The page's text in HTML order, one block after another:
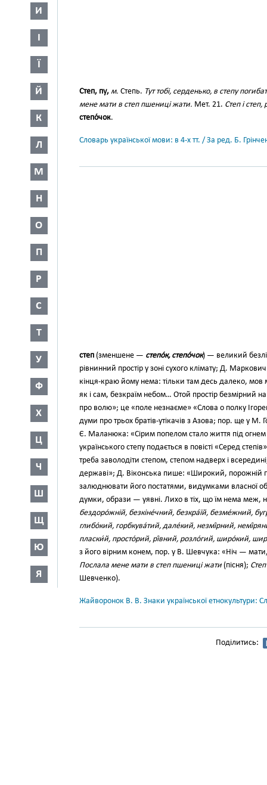
И
І
Ї
Й
К
Л
М
Н
О
П
Р
С
Т
У
Ф
Х
Ц
Ч
Ш
Щ
Ю
Я
Степ, пу, м. Степь. Тут тобі, серденько, в степу
мене мати в степ пшениці жати. Мет. 21. Степ і
степо́чок.
Словарь української мови: в 4-х тт. / За ред. Б.
степ (зменшене — степо́к, степо́чок) — великий
рівнинний простір у зоні сухого клімату; Д.
кінця-краю йому нема: тільки там десь далеко,
як і сам, безкраїм небом… Отой простір безмірний
про волю»; це «поле незнаєме» «Слова о полку
думи про трьох братів-утікачів з Азова; пор. ще у М.
Є. Маланюка: «Сірим попелом стало життя під
українського степу подається в повісті «Серед
треба заволодіти степом, степом надверх і
державі»; Д. Віконська пише: «Широкий, порожній
залюднювати його постатями, видумками власної
думки, образи — уявні. Лихо в тіх, що їм нема меж,
бездоро́жній, безкіне́чний, безкра́їй, безме́жний,
глибо́кий, горбкува́тий, дале́кий, незмі́рний,
пласки́й, просто́рий, рі́вний, розло́гий, широ́кий,
з його вірним конем, пор. у В. Шевчука: «Ніч —
Послала мене мати в степ пшениці жати (пісня);
Шевченко).
Жайворонок В. В. Знаки української етнокультури:
Поділитись: